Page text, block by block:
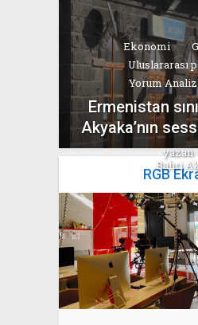
Ekonomi
Uluslararası
Yorum Analiz
Ermenistan
Akyaka’nın
yazan
Bahri
RGB